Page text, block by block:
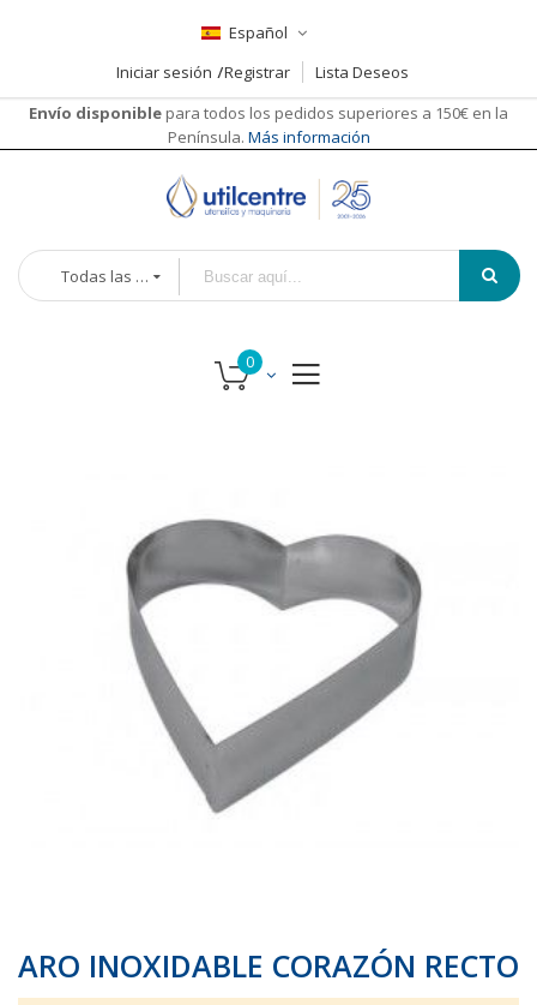
Español
Iniciar sesión
Registrar
Lista Deseos
Envío disponible para todos los pedidos superiores a 150€ en la
Península. Más información
Todas las categorías
ARO INOXIDABLE CORAZÓN RECTO